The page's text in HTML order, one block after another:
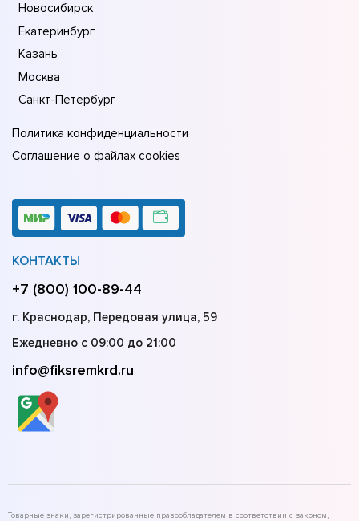
Новосибирск
Екатеринбург
Казань
Москва
Санкт-Петербург
Политика конфиденциальности
Соглашение о файлах cookies
КОНТАКТЫ
+7 (800) 100-89-44
г. Краснодар, Передовая улица, 59
Ежедневно с 09:00 до 21:00
info@fiksremkrd.ru
Товарные знаки, зарегистрированные правообладателем в соответствии с законом,